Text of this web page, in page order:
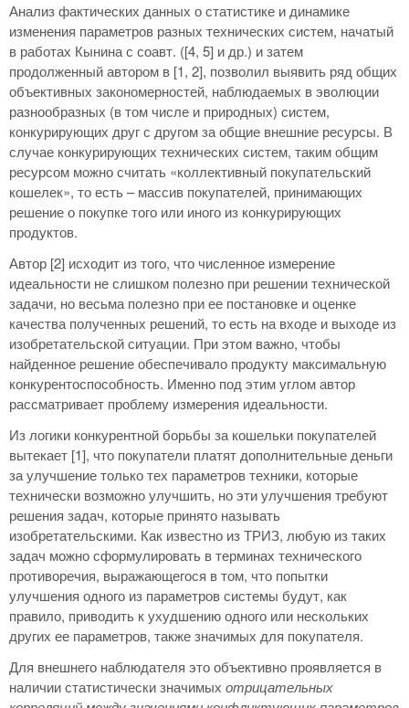
Анализ фактических данных о статистике и динамике
изменения параметров разных технических систем, начатый
в работах Кынина с соавт. ([4, 5] и др.) и затем
продолженный автором в [1, 2], позволил выявить ряд общих
объективных закономерностей, наблюдаемых в эволюции
разнообразных (в том числе и природных) систем,
конкурирующих друг с другом за общие внешние ресурсы. В
случае конкурирующих технических систем, таким общим
ресурсом можно считать «коллективный покупательский
кошелек», то есть – массив покупателей, принимающих
решение о покупке того или иного из конкурирующих
продуктов.
Автор [2] исходит из того, что численное измерение
идеальности не слишком полезно при решении технической
задачи, но весьма полезно при ее постановке и оценке
качества полученных решений, то есть на входе и выходе из
изобретательской ситуации. При этом важно, чтобы
найденное решение обеспечивало продукту максимальную
конкурентоспособность. Именно под этим углом автор
рассматривает проблему измерения идеальности.
Из логики конкурентной борьбы за кошельки покупателей
вытекает [1], что покупатели платят дополнительные деньги
за улучшение только тех параметров техники, которые
технически возможно улучшить, но эти улучшения требуют
решения задач, которые принято называть
изобретательскими. Как известно из ТРИЗ, любую из таких
задач можно сформулировать в терминах технического
противоречия, выражающегося в том, что попытки
улучшения одного из параметров системы будут, как
правило, приводить к ухудшению одного или нескольких
других ее параметров, также значимых для покупателя.
Для внешнего наблюдателя это объективно проявляется в
наличии статистически значимых отрицательных